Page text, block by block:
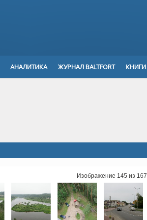
АНАЛИТИКА ЖУРНАЛ BALTFORT КНИГИ
Изображение 145 из 167